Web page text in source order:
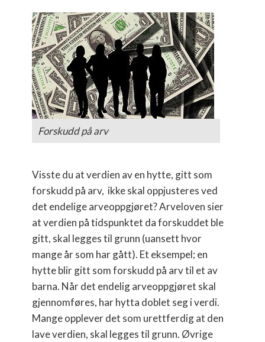
Forskudd på arv
Visste du at verdien av en hytte, gitt som
forskudd på arv, ikke skal oppjusteres ved
det endelige arveoppgjøret? Arveloven sier
at verdien på tidspunktet da forskuddet ble
gitt, skal legges til grunn (uansett hvor
mange år som har gått). Et eksempel; en
hytte blir gitt som forskudd på arv til et av
barna. Når det endelig arveoppgjøret skal
gjennomføres, har hytta doblet seg i verdi.
Mange opplever det som urettferdig at den
lave verdien, skal legges til grunn. Øvrige